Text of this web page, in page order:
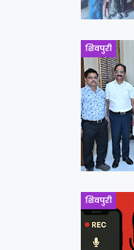
शिवपुरी
शिवपुरी